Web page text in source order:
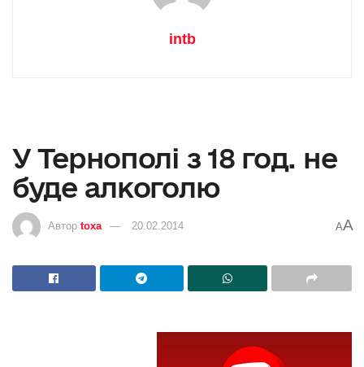
intb
У Тернополі з 18 год. не
буде алкоголю
Автор toxa 20.02.2014 AA